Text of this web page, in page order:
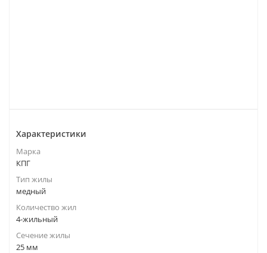
Характеристики
Марка
КПГ
Тип жилы
медный
Количество жил
4-жильный
Сечение жилы
25 мм